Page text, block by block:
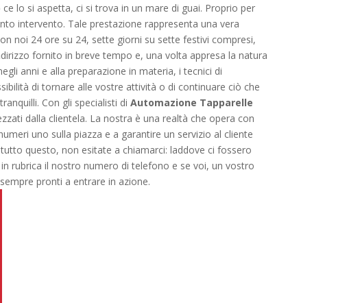
lo si aspetta, ci si trova in un mare di guai. Proprio per
intervento. Tale prestazione rappresenta una vera
noi 24 ore su 24, sette giorni su sette festivi compresi,
fornito in breve tempo e, una volta appresa la natura
anni e alla preparazione in materia, i tecnici di
di tornare alle vostre attività o di continuare ciò che
Con gli specialisti diAutomazione Tapparelle
dalla clientela. La nostra è una realtà che opera con
uno sulla piazza e a garantire un servizio al cliente
questo, non esitate a chiamarci: laddove ci fossero
rubrica il nostro numero di telefono e se voi, un vostro
pronti a entrare in azione.